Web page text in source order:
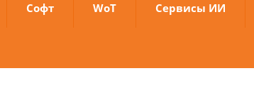
Софт WoT Сервисы ИИ